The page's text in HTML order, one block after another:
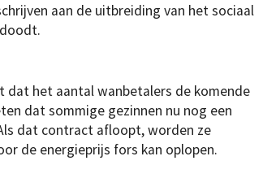
aan de uitbreiding van het sociaal
dat het aantal wanbetalers de komende
dat sommige gezinnen nu nog een
dat contract afloopt, worden ze
de energieprijs fors kan oplopen.